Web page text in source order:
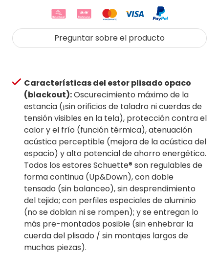
Preguntar sobre el producto
Características del estor plisado opaco
(blackout):Oscurecimiento máximo de la
estancia (¡sin orificios de taladro ni cuerdas de
tensión visibles en la tela), protección contra el
calor y el frío (función térmica), atenuación
acústica perceptible (mejora de la acústica del
espacio) y alto potencial de ahorro energético.
Todos los estores Schuette® son regulables de
forma continua (Up&Down), con doble
tensado (sin balanceo), sin desprendimiento
del tejido; con perfiles especiales de aluminio
(no se doblan ni se rompen); y se entregan lo
más pre-montados posible (sin enhebrar la
cuerda del plisado / sin montajes largos de
muchas piezas).